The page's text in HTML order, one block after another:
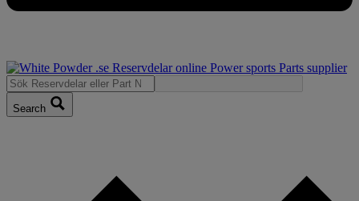
Search